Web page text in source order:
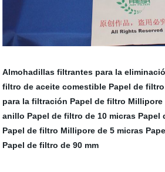
Almohadillas filtrantes para la
filtro de aceite comestible Papel de
para la filtración Papel de filtro Millipore
anillo Papel de filtro de 10 micras Papel
Papel de filtro Millipore de 5 micras
Papel de filtro de 90 mm